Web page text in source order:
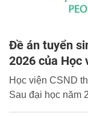
Đề án tuyển
2026 của Học
Học viện CSND
Sau đại học năm